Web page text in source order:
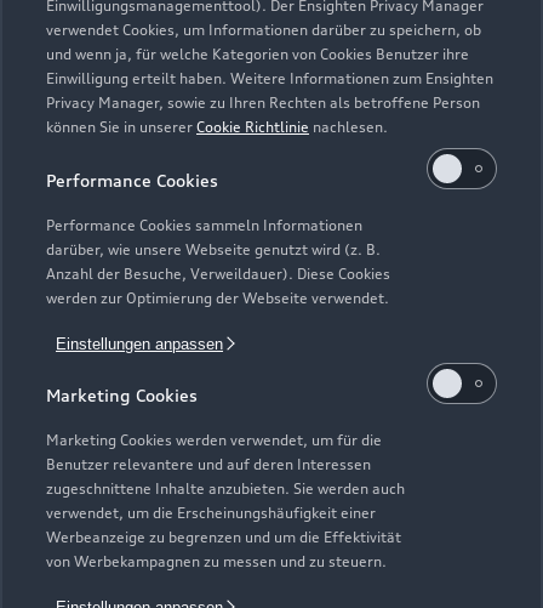
Einwilligungsmanagementtool). Der Ensighten Privacy Manager
verwendet Cookies, um Informationen darüber zu speichern, ob
und wenn ja, für welche Kategorien von Cookies Benutzer ihre
Einwilligung erteilt haben. Weitere Informationen zum Ensighten
Privacy Manager, sowie zu Ihren Rechten als betroffene Person
können Sie in unserer Cookie Richtlinie nachlesen.
Performance Cookies
Performance Cookies sammeln Informationen
darüber, wie unsere Webseite genutzt wird (z. B.
Anzahl der Besuche, Verweildauer). Diese Cookies
werden zur Optimierung der Webseite verwendet.
Einstellungen anpassen
Marketing Cookies
Marketing Cookies werden verwendet, um für die
Benutzer relevantere und auf deren Interessen
zugeschnittene Inhalte anzubieten. Sie werden auch
verwendet, um die Erscheinungshäufigkeit einer
Werbeanzeige zu begrenzen und um die Effektivität
von Werbekampagnen zu messen und zu steuern.
Zurück nach oben
Modelle
Elektromodelle
Plug-in-Hybride
Neuwagensuche
Gebrauchtwagensuche
Geschäftskunden
Service & Zubehör
Saisonale Angebote
Audi Services
Garantie
Audi digital services
myAudi
Support
Audi Code
Häufige Fragen (FAQ)
Audi Online Beratung
Über Audi
Unternehmen
Karriere
Investor Relations
© 2026 AUDI AG. Alle Rechte vorbehalten